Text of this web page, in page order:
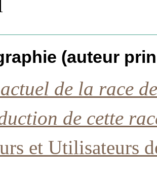
(auteur
de la race
de cette
et Utilisateurs